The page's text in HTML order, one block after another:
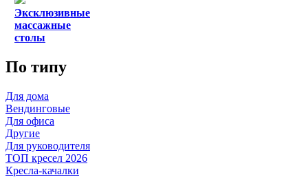
Эксклюзивные
массажные
столы
По типу
Для дома
Вендинговые
Для офиса
Другие
Для руководителя
ТОП кресел 2026
Кресла-качалки